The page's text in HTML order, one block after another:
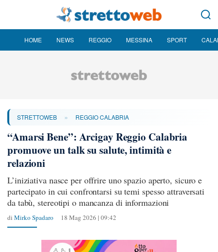
HOME NEWS REGGIO MESSINA SPORT
STRETTOWEB » REGGIO CALABRIA
“Amarsi Bene”: Arcigay Reggio Calabria
promuove un talk su salute, intimità e
relazioni
L’iniziativa nasce per offrire uno spazio aperto, sicuro e
partecipato in cui confrontarsi su temi spesso attraversati
da tabù, stereotipi o mancanza di informazioni
di Mirko Spadaro 18 Mag 2026 | 09:42